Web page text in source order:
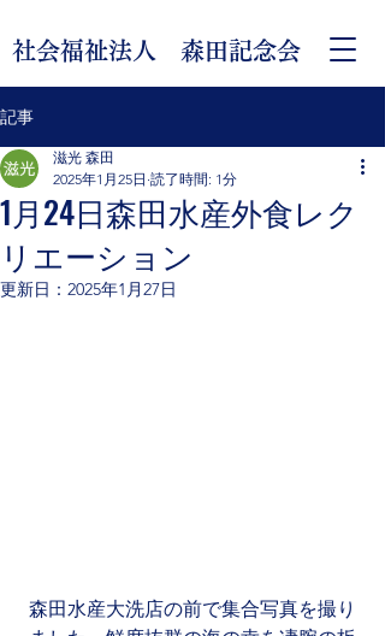
社会福祉法人 森田記念会
記事
1月24日森田水産外食レク
リエーション
滋光 森田
2025年1月25日 読了時間: 1分
更新日： 2025年1月27日
森田水産大洗店の前で集合写真を撮り